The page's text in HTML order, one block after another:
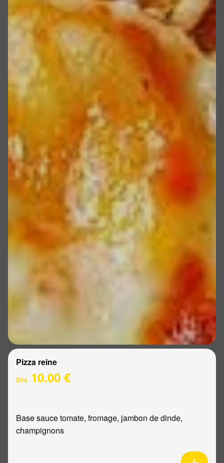
Pizza reine
Dès 10.00 €
Base sauce tomate, fromage, jambon de dinde,
champignons